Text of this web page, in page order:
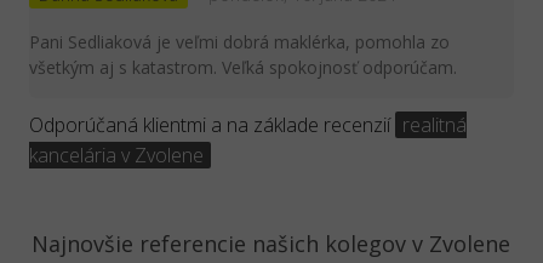
Pani Sedliaková je veľmi dobrá maklérka, pomohla zo
všetkým aj s katastrom. Veľká spokojnosť odporúčam.
Odporúčaná klientmi a na základe recenzií realitná
kancelária v Zvolene
Najnovšie referencie našich kolegov v Zvolene